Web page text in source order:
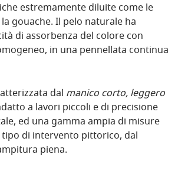
estremamente diluite come le
gouache. Il pelo naturale ha
di assorbenza del colore con
in una pennellata continua
dal manico corto, leggero
a lavori piccoli e di precisione
ed una gamma ampia di misure
di intervento pittorico, dal
piena.